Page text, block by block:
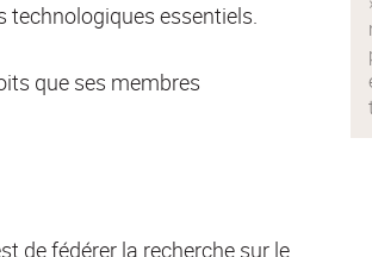
technologiques essentiels.
que ses membres
de fédérer la recherche sur le